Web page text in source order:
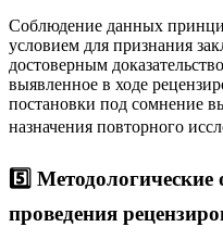
Соблюдение данных
условием для признания
достоверным
выявленное в ходе
постановки под сомнение
назначения повторного
5️⃣
проведения